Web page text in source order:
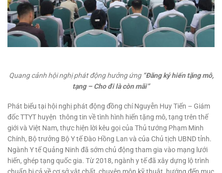
Quang cảnh hội nghị phát động hưởng ứng “Đăng ký hiến tặng mô,
tạng – Cho đi là còn mãi”
Phát biểu tại hội nghị phát động đồng chí Nguyễn Huy Tiến – Giám
đốc TTYT huyện thông tin về tình hình hiến tặng mô, tạng trên thế
giới và Việt Nam, thực hiện lời kêu gọi của Thủ tướng Phạm Minh
Chính, Bộ trưởng Bộ Y tế Đào Hồng Lan và của Chủ tịch UBND tỉnh.
Ngành Y tế Quảng Ninh đã sớm chủ động tham gia vào mạng lưới
hiến, ghép tạng quốc gia. Từ 2018, ngành y tế đã xây dựng lộ trình